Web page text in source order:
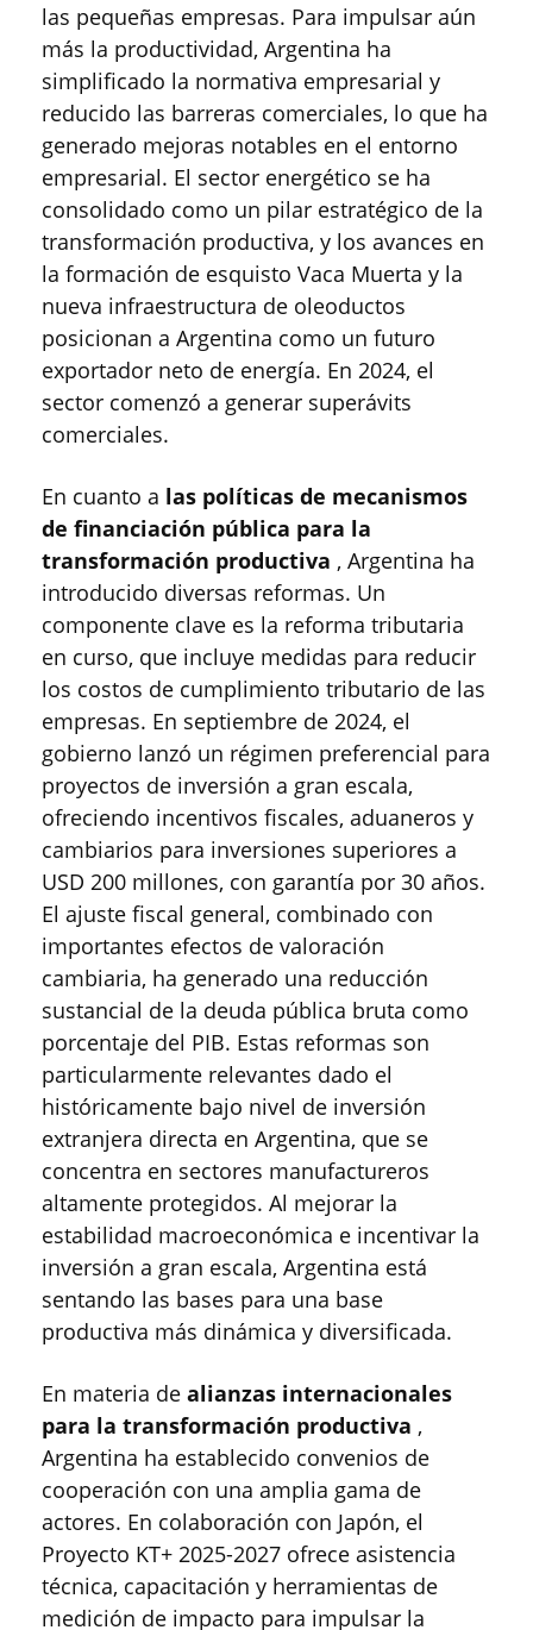
las pequeñas empresas. Para impulsar aún
más la productividad, Argentina ha
simplificado la normativa empresarial y
reducido las barreras comerciales, lo que ha
generado mejoras notables en el entorno
empresarial. El sector energético se ha
consolidado como un pilar estratégico de la
transformación productiva, y los avances en
la formación de esquisto Vaca Muerta y la
nueva infraestructura de oleoductos
posicionan a Argentina como un futuro
exportador neto de energía. En 2024, el
sector comenzó a generar superávits
comerciales.
En cuanto a las políticas de mecanismos
de financiación pública para la
transformación productiva , Argentina ha
introducido diversas reformas. Un
componente clave es la reforma tributaria
en curso, que incluye medidas para reducir
los costos de cumplimiento tributario de las
empresas. En septiembre de 2024, el
gobierno lanzó un régimen preferencial para
proyectos de inversión a gran escala,
ofreciendo incentivos fiscales, aduaneros y
cambiarios para inversiones superiores a
USD 200 millones, con garantía por 30 años.
El ajuste fiscal general, combinado con
importantes efectos de valoración
cambiaria, ha generado una reducción
sustancial de la deuda pública bruta como
porcentaje del PIB. Estas reformas son
particularmente relevantes dado el
históricamente bajo nivel de inversión
extranjera directa en Argentina, que se
concentra en sectores manufactureros
altamente protegidos. Al mejorar la
estabilidad macroeconómica e incentivar la
inversión a gran escala, Argentina está
sentando las bases para una base
productiva más dinámica y diversificada.
En materia de alianzas internacionales
para la transformación productiva ,
Argentina ha establecido convenios de
cooperación con una amplia gama de
actores. En colaboración con Japón, el
Proyecto KT+ 2025-2027 ofrece asistencia
técnica, capacitación y herramientas de
medición de impacto para impulsar la